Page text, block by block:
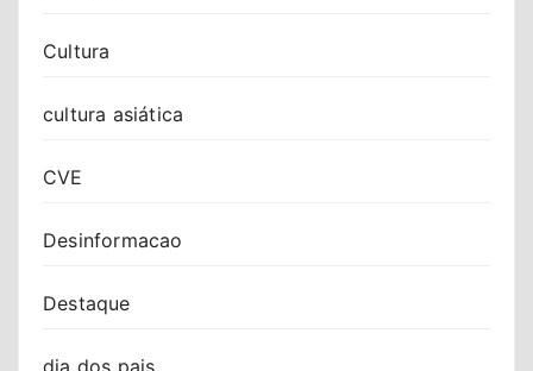
Cultura
cultura asiática
CVE
Desinformacao
Destaque